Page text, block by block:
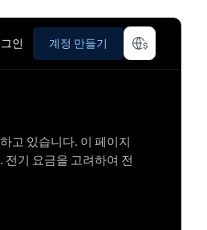
인 계정 만들기
고 있습니다. 이 페이지
전기 요금을 고려하여 전